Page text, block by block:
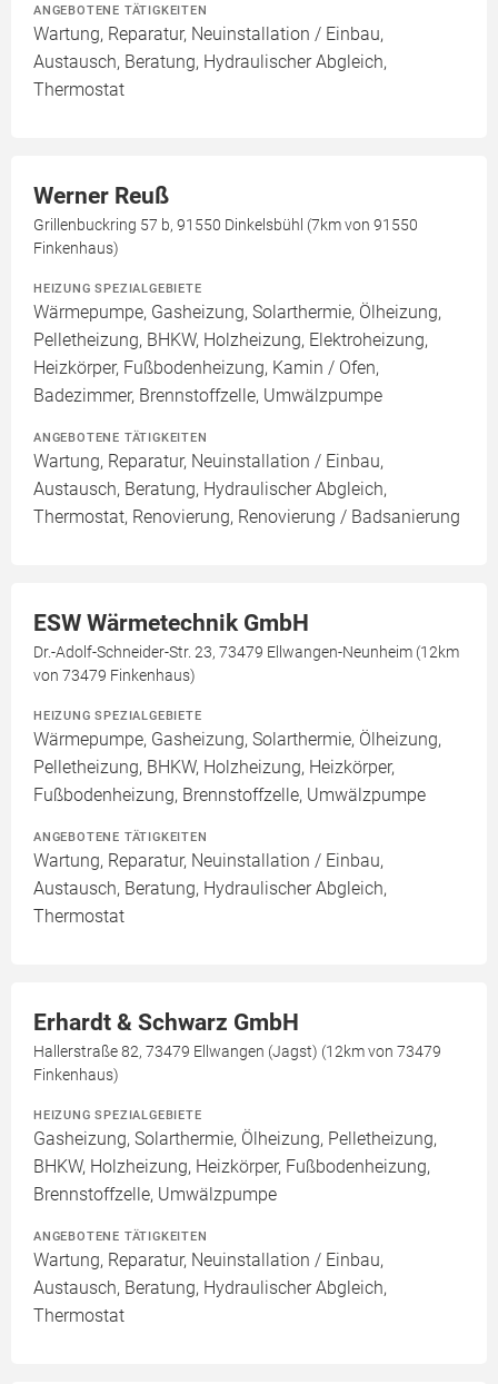
ANGEBOTENE TÄTIGKEITEN
Wartung, Reparatur, Neuinstallation / Einbau,
Austausch, Beratung, Hydraulischer Abgleich,
Thermostat
Werner Reuß
Grillenbuckring 57 b, 91550 Dinkelsbühl (7km von 91550
Finkenhaus)
HEIZUNG SPEZIALGEBIETE
Wärmepumpe, Gasheizung, Solarthermie, Ölheizung,
Pelletheizung, BHKW, Holzheizung, Elektroheizung,
Heizkörper, Fußbodenheizung, Kamin / Ofen,
Badezimmer, Brennstoffzelle, Umwälzpumpe
ANGEBOTENE TÄTIGKEITEN
Wartung, Reparatur, Neuinstallation / Einbau,
Austausch, Beratung, Hydraulischer Abgleich,
Thermostat, Renovierung, Renovierung / Badsanierung
ESW Wärmetechnik GmbH
Dr.-Adolf-Schneider-Str. 23, 73479 Ellwangen-Neunheim (12km
von 73479 Finkenhaus)
HEIZUNG SPEZIALGEBIETE
Wärmepumpe, Gasheizung, Solarthermie, Ölheizung,
Pelletheizung, BHKW, Holzheizung, Heizkörper,
Fußbodenheizung, Brennstoffzelle, Umwälzpumpe
ANGEBOTENE TÄTIGKEITEN
Wartung, Reparatur, Neuinstallation / Einbau,
Austausch, Beratung, Hydraulischer Abgleich,
Thermostat
Erhardt & Schwarz GmbH
Hallerstraße 82, 73479 Ellwangen (Jagst) (12km von 73479
Finkenhaus)
HEIZUNG SPEZIALGEBIETE
Gasheizung, Solarthermie, Ölheizung, Pelletheizung,
BHKW, Holzheizung, Heizkörper, Fußbodenheizung,
Brennstoffzelle, Umwälzpumpe
ANGEBOTENE TÄTIGKEITEN
Wartung, Reparatur, Neuinstallation / Einbau,
Austausch, Beratung, Hydraulischer Abgleich,
Thermostat